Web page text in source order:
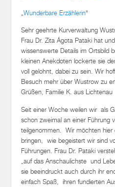
„Wunderbare Erzählerin“
Sehr geehrte Kurverwaltung
Frau Dr. Zita Ágota Pataki hat
wissenswerte Details im Ortsbild
kleinen Anekdoten lockerte sie
voll gelohnt, dabei zu sein. Wir
Besuch mehr über Wustrow zu
Grüßen, Familie K. aus Lichtenau
Seit einer Woche weilen wir als
schon zweimal an einer Führung
teilgenommen. Wir möchten hier
bringen, wie begeistert wir sind
Führungen. Frau Dr. Pataki
„auf das Anschaulichste und
sie beeindruckt auch durch ihr
einfach Spaß, ihren fundierten